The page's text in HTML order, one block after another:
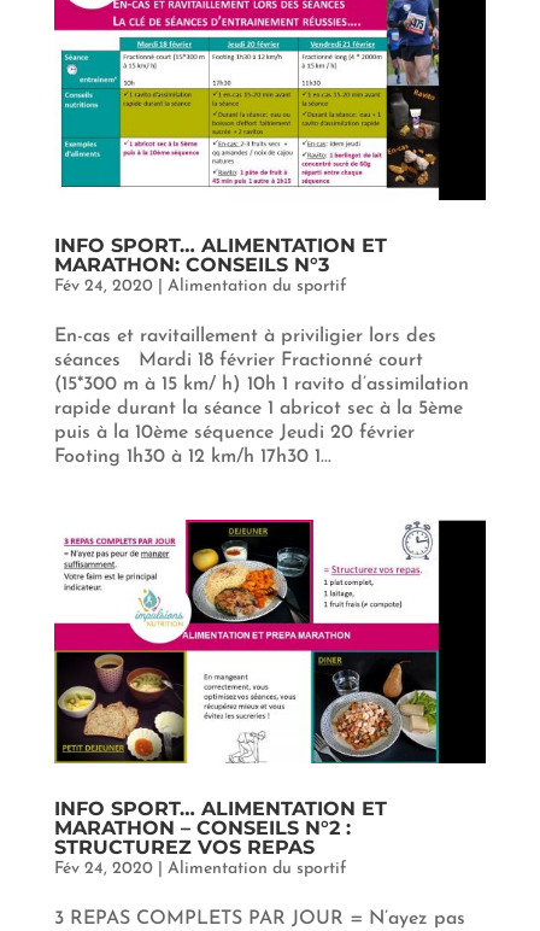
INFO SPORT… ALIMENTATION ET
MARATHON: CONSEILS N°3
Fév 24, 2020| Alimentation du sportif
En-cas et ravitaillement à priviligier lors des
séances Mardi 18 février Fractionné court
(15*300 m à 15 km/ h) 10h 1 ravito d’assimilation
rapide durant la séance 1 abricot sec à la 5ème
puis à la 10ème séquence Jeudi 20 février
Footing 1h30 à 12 km/h 17h30 1...
INFO SPORT… ALIMENTATION ET
MARATHON – CONSEILS N°2 :
STRUCTUREZ VOS REPAS
Fév 24, 2020| Alimentation du sportif
3 REPAS COMPLETS PAR JOUR = N’ayez pas